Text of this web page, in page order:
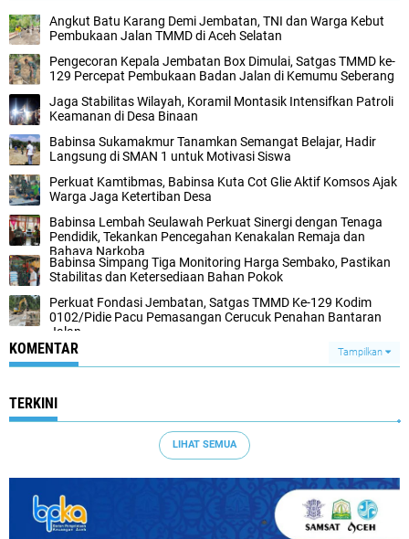
Angkut Batu Karang Demi Jembatan, TNI dan Warga Kebut
Pembukaan Jalan TMMD di Aceh Selatan
Pengecoran Kepala Jembatan Box Dimulai, Satgas TMMD ke-
129 Percepat Pembukaan Badan Jalan di Kemumu Seberang
Jaga Stabilitas Wilayah, Koramil Montasik Intensifkan Patroli
Keamanan di Desa Binaan
Babinsa Sukamakmur Tanamkan Semangat Belajar, Hadir
Langsung di SMAN 1 untuk Motivasi Siswa
Perkuat Kamtibmas, Babinsa Kuta Cot Glie Aktif Komsos Ajak
Warga Jaga Ketertiban Desa
Babinsa Lembah Seulawah Perkuat Sinergi dengan Tenaga
Pendidik, Tekankan Pencegahan Kenakalan Remaja dan
Bahaya Narkoba
Babinsa Simpang Tiga Monitoring Harga Sembako, Pastikan
Stabilitas dan Ketersediaan Bahan Pokok
Perkuat Fondasi Jembatan, Satgas TMMD Ke-129 Kodim
0102/Pidie Pacu Pemasangan Cerucuk Penahan Bantaran
Jalan
KOMENTAR Tampilkan
TERKINI
LIHAT SEMUA